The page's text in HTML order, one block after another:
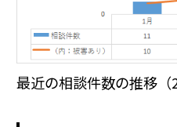
最近の相談件数の推移（